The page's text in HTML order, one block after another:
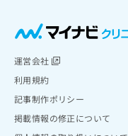
運営会社
利用規約
記事制作ポリシー
掲載情報の修正について